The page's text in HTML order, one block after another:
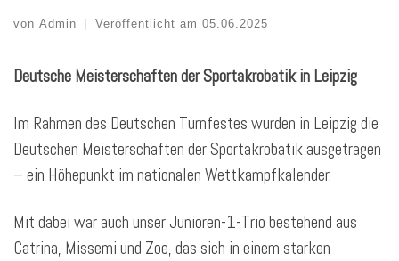
von Admin Veröffentlicht am 05.06.2025
Deutsche Meisterschaften der Sportakrobatik in Leipzig
Im Rahmen des Deutschen Turnfestes wurden in Leipzig die
Deutschen Meisterschaften der Sportakrobatik ausgetragen
– ein Höhepunkt im nationalen Wettkampfkalender.
Mit dabei war auch unser Junioren-1-Trio bestehend aus
Catrina, Missemi und Zoe, das sich in einem starken